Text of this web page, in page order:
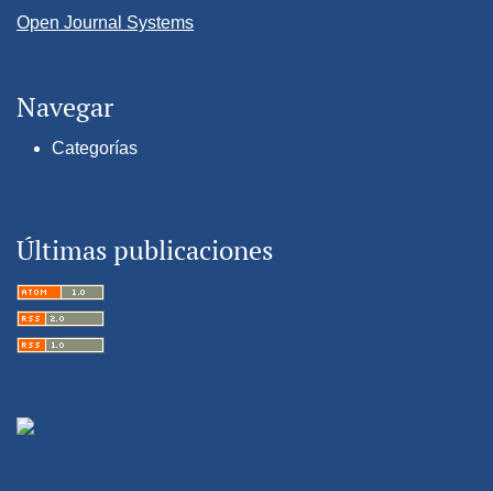
Open Journal Systems
Navegar
Categorías
Últimas publicaciones